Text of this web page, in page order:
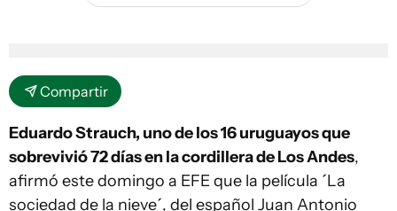
Compartir
Eduardo Strauch, uno de los 16 uruguayos que
sobrevivió 72 días en la cordillera de Los Andes,
afirmó este domingo a EFE que la película ´La
sociedad de la nieve´, del español Juan Antonio